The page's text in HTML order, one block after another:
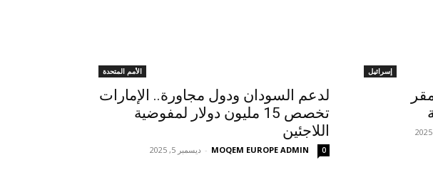
إسرائيل الأمم المتحدة
لدعم السودان ودول مجاورة.. الإمارات
تخصص 15 مليون دولار لمفوضية
اللاجئين
MOQEM EUROPE ADMIN
- ديسمبر 5, 2025 0